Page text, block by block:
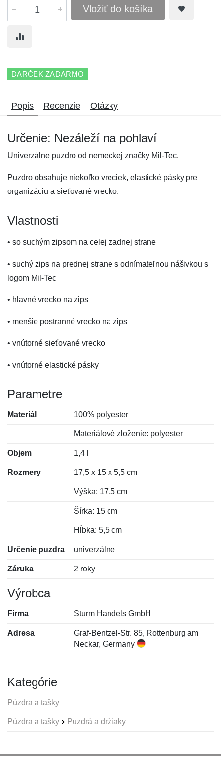
Vložiť do košíka
DARČEK ZADARMO
Popis Recenzie Otázky
Určenie: Nezáleží na pohlaví
Univerzálne puzdro od nemeckej značky Mil-Tec.
Puzdro obsahuje niekoľko vreciek, elastické pásky pre
organizáciu a sieťované vrecko.
Vlastnosti
• so suchým zipsom na celej zadnej strane
• suchý zips na prednej strane s odnímateľnou nášivkou s
logom Mil-Tec
• hlavné vrecko na zips
• menšie postranné vrecko na zips
• vnútorné sieťované vrecko
• vnútorné elastické pásky
Parametre
Materiál 100% polyester
Materiálové zloženie: polyester
Objem 1,4 l
Rozmery 17,5 x 15 x 5,5 cm
Výška: 17,5 cm
Šírka: 15 cm
Hĺbka: 5,5 cm
Určenie puzdra univerzálne
Záruka 2 roky
Výrobca
Firma Sturm Handels GmbH
Adresa
Graf-Bentzel-Str. 85, Rottenburg am
Neckar, Germany
Kategórie
Púzdra a tašky
Púzdra a tašky Puzdrá a držiaky